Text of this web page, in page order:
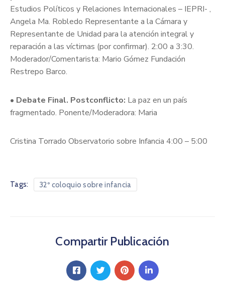
Estudios Políticos y Relaciones Internacionales – IEPRI- ,
Angela Ma. Robledo Representante a la Cámara y
Representante de Unidad para la atención integral y
reparación a las víctimas (por confirmar). 2:00 a 3:30.
Moderador/Comentarista: Mario Gómez Fundación
Restrepo Barco.
• Debate Final. Postconflicto: La paz en un país
fragmentado. Ponente/Moderadora: Maria
Cristina Torrado Observatorio sobre Infancia 4:00 – 5:00
Tags: 32º coloquio sobre infancia
Compartir Publicación